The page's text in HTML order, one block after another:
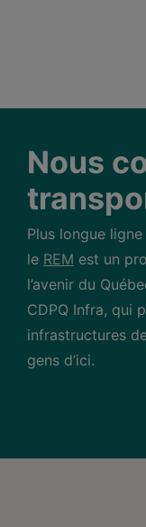
Nous
Plus longue
le REM est un
l’avenir du
CDPQ Infra, qui
infrastructures
gens d’ici.